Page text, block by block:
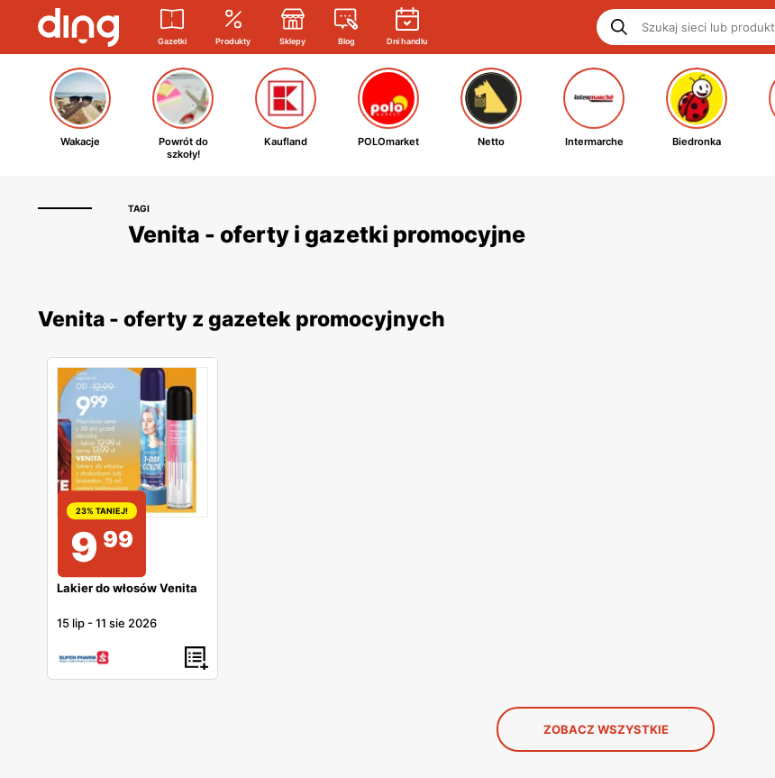
Gazetki Produkty Sklepy Blog Dni handlu
Wakacje
Powrót do
szkoły!
Kaufland POLOmarket Netto Intermarche Biedronka
TAGI
Venita - oferty i gazetki promocyjne
Venita - oferty z gazetek promocyjnych
23% TANIEJ!
9 99
Lakier do włosów Venita
15 lip -11 sie 2026
ZOBACZ WSZYSTKIE